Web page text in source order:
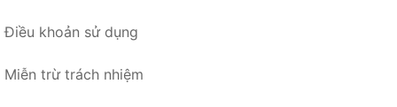
Điều khoản sử dụng
Miễn trừ trách nhiệm